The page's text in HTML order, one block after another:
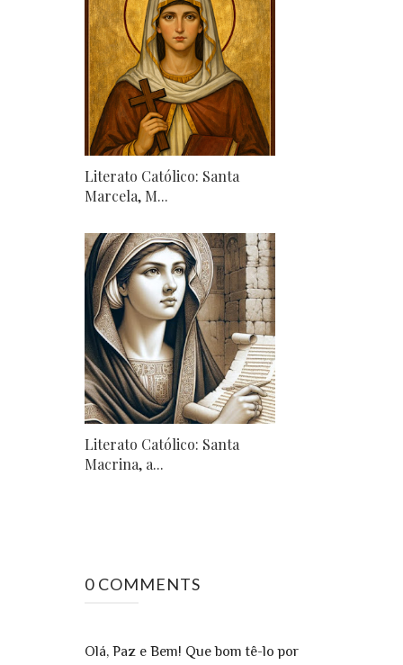
Literato Católico: Santa
Marcela, M...
Literato Católico: Santa
Macrina, a...
0 COMMENTS
Olá, Paz e Bem! Que bom tê-lo por